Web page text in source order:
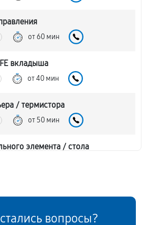
от 60 мин
вкладыша
от 40 мин
/ термистора
от 50 мин
элемента / стола
вопросы?